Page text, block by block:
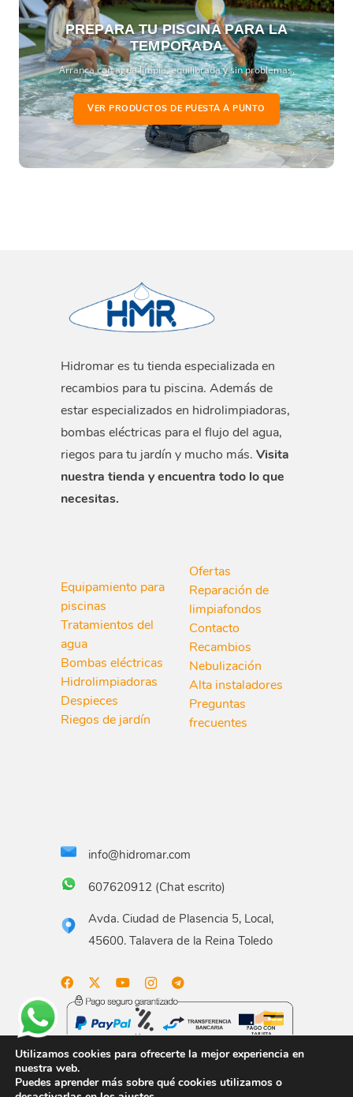
PREPARA TU PISCINA PARA LA
TEMPORADA
Arranca con agua limpia, equilibrada y sin problemas.
VER PRODUCTOS DE PUESTA A PUNTO
Hidromar es tu tienda especializada en
recambios para tu piscina. Además de
estar especializados en hidrolimpiadoras,
bombas eléctricas para el flujo del agua,
riegos para tu jardín y mucho más. Visita
nuestra tienda y encuentra todo lo que
necesitas.
Equipamiento para
piscinas
Tratamientos del
agua
Bombas eléctricas
Hidrolimpiadoras
Despieces
Riegos de jardín
Ofertas
Reparación de
limpiafondos
Contacto
Recambios
Nebulización
Alta instaladores
Preguntas
frecuentes
info@hidromar.com
607620912 (Chat escrito)
Avda. Ciudad de Plasencia 5, Local,
45600. Talavera de la Reina Toledo
Aviso legal Términos y condiciones Política de
Utilizamos cookies para ofrecerte la mejor experiencia en
nuestra web.
Puedes aprender más sobre qué cookies utilizamos o